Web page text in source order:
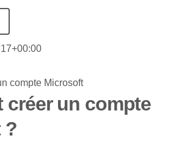
créer un compte
?